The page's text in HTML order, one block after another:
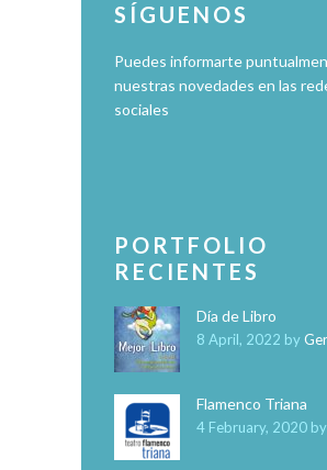
SÍGUENOS
Puedes informarte
nuestras novedades en las
sociales
PORTFOLIO
RECIENTES
Día de Libro
8 April, 2022 by
Flamenco Triana
4 February, 2020 by